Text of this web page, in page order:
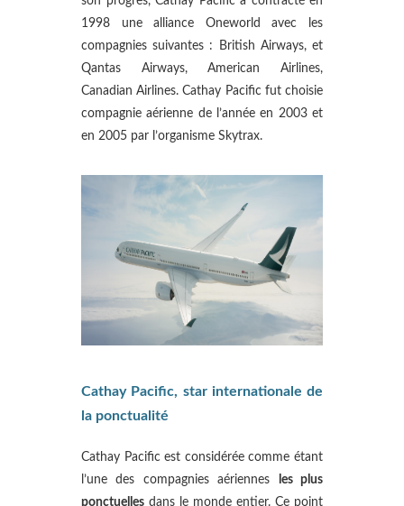
1998 une alliance Oneworld avec les
compagnies suivantes : British Airways, et
Qantas Airways, American Airlines,
Canadian Airlines. Cathay Pacific fut choisie
compagnie aérienne de l’année en 2003 et
en 2005 par l’organisme Skytrax.
Cathay Pacific, star internationale de
la ponctualité
Cathay Pacific est considérée comme étant
l’une des compagnies aériennes
les plus
ponctuelles dans le monde entier. Ce point